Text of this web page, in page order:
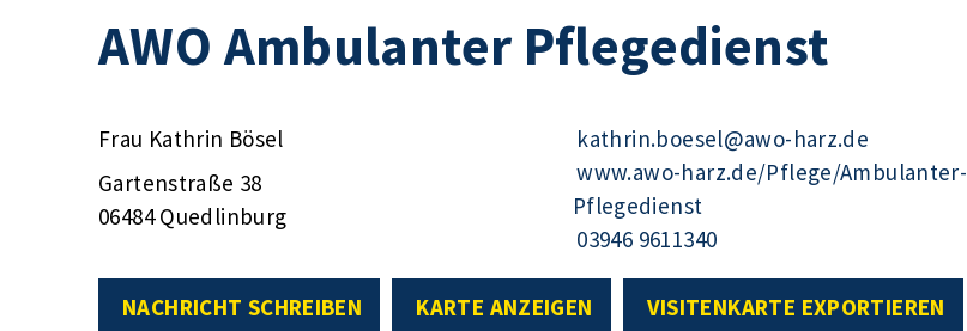
AWO Ambulanter Pflegedienst
Frau Kathrin Bösel
Gartenstraße 38
06484 Quedlinburg
kathrin.boesel@awo-harz.de
www.awo-harz.de/Pflege/Ambulanter-
Pflegedienst
03946 9611340
NACHRICHT SCHREIBEN KARTE ANZEIGEN VISITENKARTE EXPORTIEREN